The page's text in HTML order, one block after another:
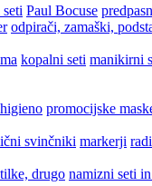
Paul Bocuse
odpirači, zamaški,
kopalni seti manikirni
promocijske
svinčniki markerji
drugo namizni seti